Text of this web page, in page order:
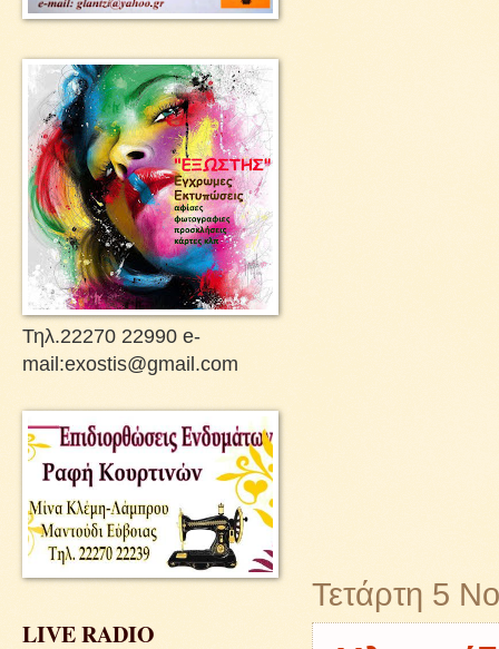
Τετάρτη 5
Τηλ.22270 22990 e-
mail:exostis@gmail.com
LIVE RADIO